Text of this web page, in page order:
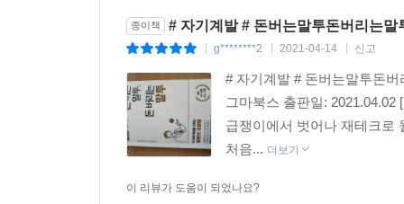
종이책 # 자기계발 # 돈버는말투돈버리는말
g********2 2021-04-14 신고
# 자기계발 # 돈버는말투돈
그마북스 출판일:
급쟁이에서 벗어나 재테크로
처음... 더보기
이 리뷰가 도움이 되었나요?